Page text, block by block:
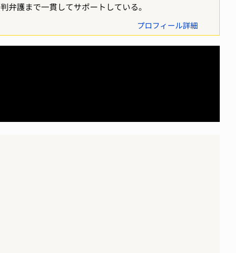
弁護まで一貫してサポートしている。
プロフィール詳細